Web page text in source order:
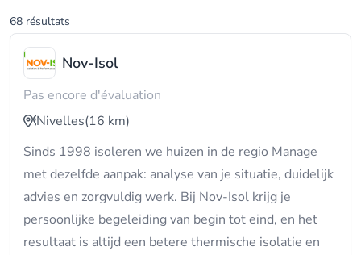
68 résultats
Nov-Isol
Pas encore d'évaluation
Nivelles(16 km)
Sinds 1998 isoleren we huizen in de regio Manage
met dezelfde aanpak: analyse van je situatie, duidelijk
advies en zorgvuldig werk. Bij Nov-Isol krijg je
persoonlijke begeleiding van begin tot eind, en het
resultaat is altijd een betere thermische isolatie en